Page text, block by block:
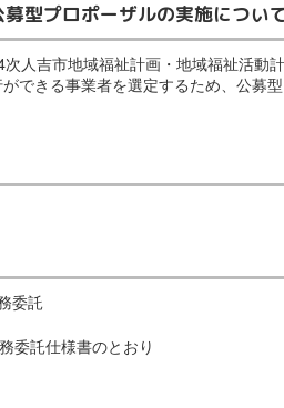
型プロポーザルの実施につい
人吉市地域福祉計画・地域福祉活動
できる事業者を選定するため、 公募
委託
託仕様書のとおり